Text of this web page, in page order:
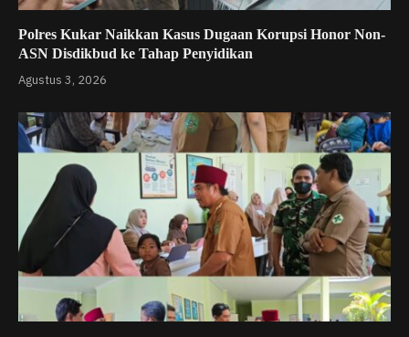
Polres Kukar Naikkan Kasus Dugaan Korupsi Honor Non-
ASN Disdikbud ke Tahap Penyidikan
Agustus 3, 2026